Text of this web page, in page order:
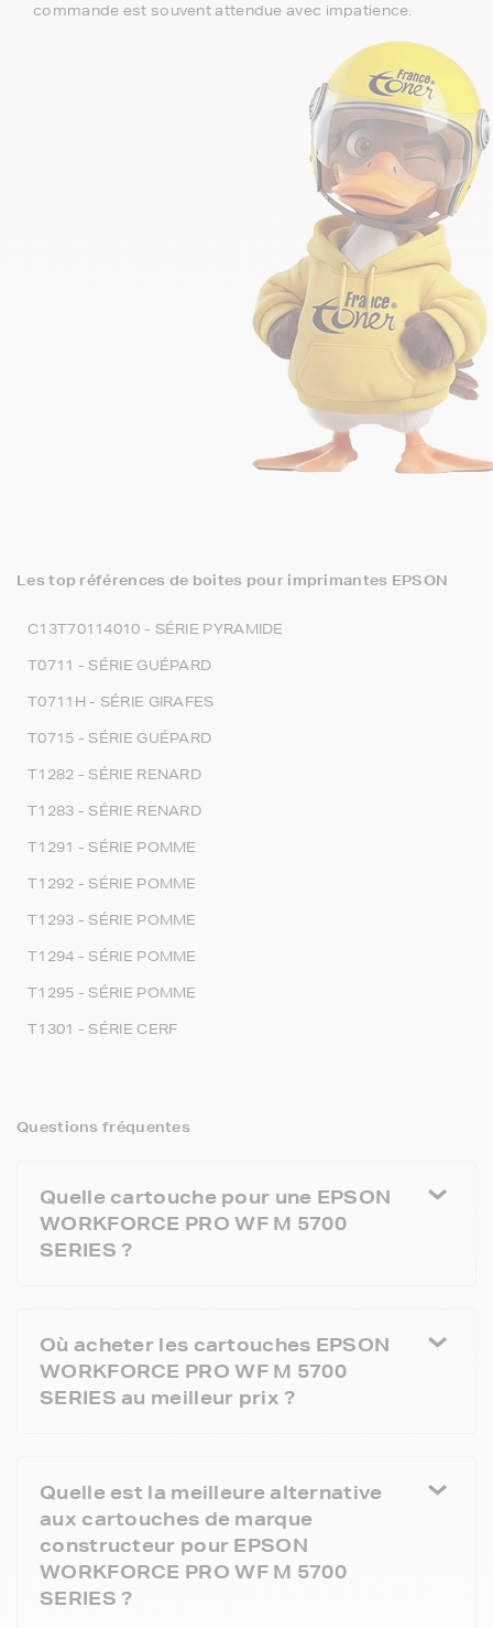
commande est souvent attendue avec impatience.
Les top références de boites pour imprimantes EPSON
C13T70114010 - SÉRIE PYRAMIDE
T0711 - SÉRIE GUÉPARD
T0711H - SÉRIE GIRAFES
T0715 - SÉRIE GUÉPARD
T1282 - SÉRIE RENARD
T1283 - SÉRIE RENARD
T1291 - SÉRIE POMME
T1292 - SÉRIE POMME
T1293 - SÉRIE POMME
T1294 - SÉRIE POMME
T1295 - SÉRIE POMME
T1301 - SÉRIE CERF
Questions fréquentes
Quelle cartouche pour une EPSON
WORKFORCE PRO WF M 5700
SERIES ?
Où acheter les cartouches EPSON
WORKFORCE PRO WF M 5700
SERIES au meilleur prix ?
Quelle est la meilleure alternative
aux cartouches de marque
constructeur pour EPSON
WORKFORCE PRO WF M 5700
SERIES ?